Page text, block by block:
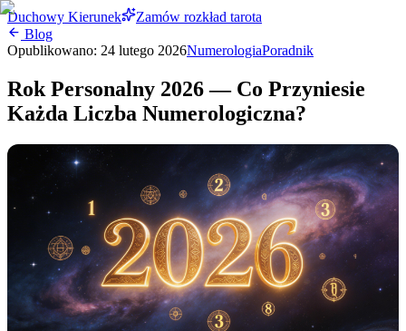
Duchowy Kierunek
Zamów rozkład tarota
Blog
Opublikowano: 24 lutego 2026NumerologiaPoradnik
Rok Personalny 2026 — Co Przyniesie
Każda Liczba Numerologiczna?